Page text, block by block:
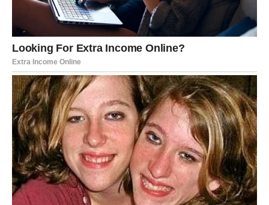
Sudbinski izbori koji određuju budućnost
Ono što je posebno važno jeste da svaki događaj u ovom
periodu ima dublji smisao. Lavovi će biti stavljeni pred
izbore koji deluju naglo, ali su zapravo deo većeg plana.
Odluke koje se donesu u ovom vremenu imaju dugoročne
posledice i utiču na pravac kojim će se život kretati u
narednom periodu.
Karmičke sile sada deluju kao vodič, ali i kao test. Sve što
se dešava nosi poruku i zahteva razumevanje sopstvene
uloge u tim događajima.